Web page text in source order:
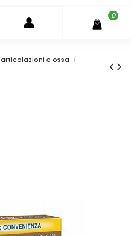
0
e ossa